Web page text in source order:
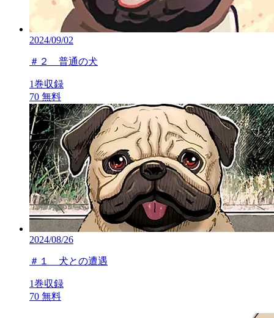
2024/09/02
＃２ 普通の犬
1巻収録
70 無料
2024/08/26
＃１ 犬との遭遇
1巻収録
70 無料